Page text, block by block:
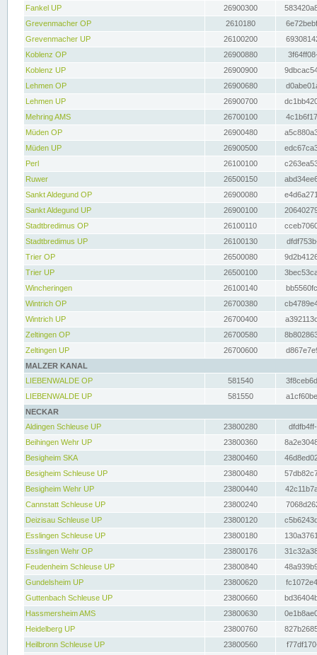
Fankel UP
26900300
Grevenmacher OP
2610180
Grevenmacher UP
26100200
Koblenz OP
26900880
Koblenz UP
26900900
Lehmen OP
26900680
Lehmen UP
26900700
Mehring AMS
26700100
Müden OP
26900480
Müden UP
26900500
Perl
26100100
Ruwer
26500150
Sankt Aldegund OP
26900080
Sankt Aldegund UP
26900100
Stadtbredimus OP
26100110
Stadtbredimus UP
26100130
Trier OP
26500080
Trier UP
26500100
Wincheringen
26100140
Wintrich OP
26700380
Wintrich UP
26700400
Zeltingen OP
26700580
Zeltingen UP
26700600
MALZER KANAL
LIEBENWALDE OP
581540
LIEBENWALDE UP
581550
NECKAR
Aldingen Schleuse UP
23800280
Beihingen Wehr UP
23800360
Besigheim SKA
23800460
Besigheim Schleuse UP
23800480
Besigheim Wehr UP
23800440
Cannstatt Schleuse UP
23800240
Deizisau Schleuse UP
23800120
Esslingen Schleuse UP
23800180
Esslingen Wehr OP
23800176
Feudenheim Schleuse UP
23800840
Gundelsheim UP
23800620
Guttenbach Schleuse UP
23800660
Hassmersheim AMS
23800630
Heidelberg UP
23800760
Heilbronn Schleuse UP
23800560